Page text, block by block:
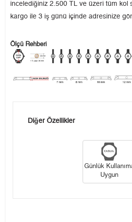
incelediğiniz 2.500 TL ve üzeri tüm kol
kargo ile 3 iş günü içinde adresinize
Ölçü Rehberi
Diğer Özellikler
Günlük
Uygun